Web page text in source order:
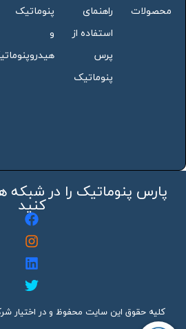
محصولات
راهنمای
استفاده از
پرس
پنوماتیک
پنوماتیک
و
پارس پنوماتیک را در شبکه
کنید
کلیه حقوق این سایت محفوظ و در اختیار